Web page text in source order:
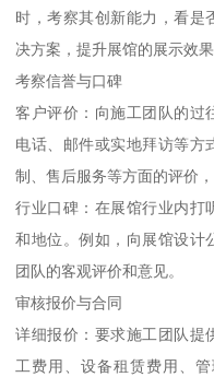
时，考察其创新能力，看是
决方案，提升展馆的展示效果
考察信誉与口碑
客户评价：向施工团队的过
电话、邮件或实地拜访等方
制、售后服务等方面的评价
行业口碑：在展馆行业内打
和地位。例如，向展馆设计
团队的客观评价和意见。
审核报价与合同
详细报价：要求施工团队提
工费用、设备租赁费用、